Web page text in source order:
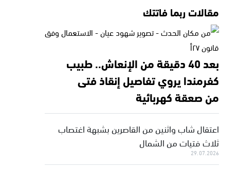
مقالات ربما فاتتك
بعد 40 دقيقة من الإنعاش.. طبيب
كفرمندا يروي تفاصيل إنقاذ فتى
من صعقة كهربائية
اعتقال شاب واثنين من القاصرين بشبهة اغتصاب
ثلاث فتيات من الشمال
29.07.2026